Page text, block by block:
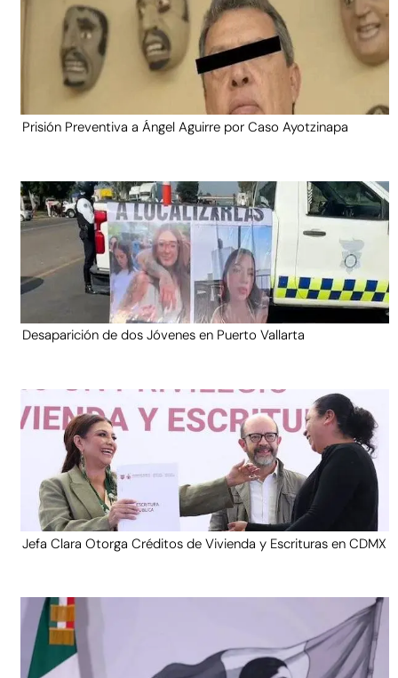
Prisión Preventiva a Ángel Aguirre por Caso Ayotzinapa
Desaparición de dos Jóvenes en Puerto Vallarta
Jefa Clara Otorga Créditos de Vivienda y Escrituras en CDMX